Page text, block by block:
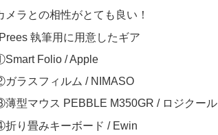
メラとの相性がとても良い！
執筆用に用意したギア
Folio / Apple
ラスフィルム / NIMASO
型マウス PEBBLE M350GR / ロジクール
り畳みキーボード / Ewin